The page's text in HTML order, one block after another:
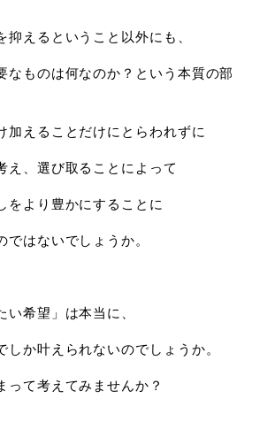
抑えるということ以外にも、
なものは何なのか？という本質の部
加えることだけにとらわれずに
え、選び取ることによって
をより豊かにすることに
はないでしょうか。
希望」は本当に、
しか叶えられないのでしょうか。
って考えてみませんか？